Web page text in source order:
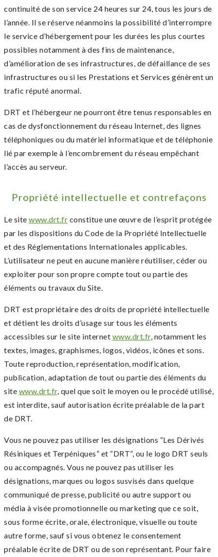
continuité de son service 24 heures sur 24, tous les jours de
l’année. Il se réserve néanmoins la possibilité d’interrompre
le service d’hébergement pour les durées les plus courtes
possibles notamment à des fins de maintenance,
d’amélioration de ses infrastructures, de défaillance de ses
infrastructures ou si les Prestations et Services génèrent un
trafic réputé anormal.
DRT et l’hébergeur ne pourront être tenus responsables en
cas de dysfonctionnement du réseau Internet, des lignes
téléphoniques ou du matériel informatique et de téléphonie
lié par exemple à l’encombrement du réseau empêchant
l’accès au serveur.
Propriété intellectuelle et contrefaçons
Le site www.drt.fr constitue une œuvre de l’esprit protégée
par les dispositions du Code de la Propriété Intellectuelle
et des Réglementations Internationales applicables.
L’utilisateur ne peut en aucune manière réutiliser, céder ou
exploiter pour son propre compte tout ou partie des
éléments ou travaux du Site.
DRT est propriétaire des droits de propriété intellectuelle
et détient les droits d’usage sur tous les éléments
accessibles sur le site internet www.drt.fr, notamment les
textes, images, graphismes, logos, vidéos, icônes et sons.
Toute reproduction, représentation, modification,
publication, adaptation de tout ou partie des éléments du
site www.drt.fr, quel que soit le moyen ou le procédé utilisé,
est interdite, sauf autorisation écrite préalable de la part
de DRT.
Vous ne pouvez pas utiliser les désignations “Les Dérivés
Résiniques et Terpéniques” et “DRT”, ou le logo DRT seuls
ou accompagnés. Vous ne pouvez pas utiliser les
désignations, marques ou logos susvisés dans quelque
communiqué de presse, publicité ou autre support ou
média à visée promotionnelle ou marketing que ce soit,
sous forme écrite, orale, électronique, visuelle ou toute
autre forme, sauf si vous obtenez le consentement
préalable écrite de DRT ou de son représentant. Pour faire